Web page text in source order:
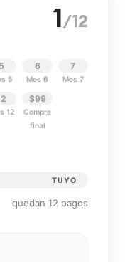
1/12
5
5
6
Mes 6
7
Mes 7
12
$99
Compra
final
TUYO
quedan 12 pagos